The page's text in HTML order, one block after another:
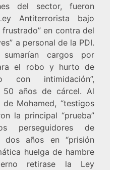
del sector, fueron
Antiterrorista bajo
en contra del
a personal de la PDI.
cargos por
el robo y hurto de
con intimidación”,
50 años de cárcel. Al
Mohamed, “testigos
la principal “prueba”
perseguidores de
dos años en “prisión
huelga de hambre
retirase la Ley